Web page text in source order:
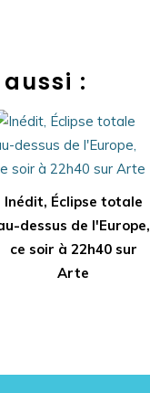
:
Inédit, Éclipse totale
dessus de l'Europe,
ce soir à 22h40 sur
Arte